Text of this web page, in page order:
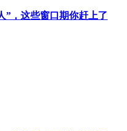
”，这些窗口期你赶上了